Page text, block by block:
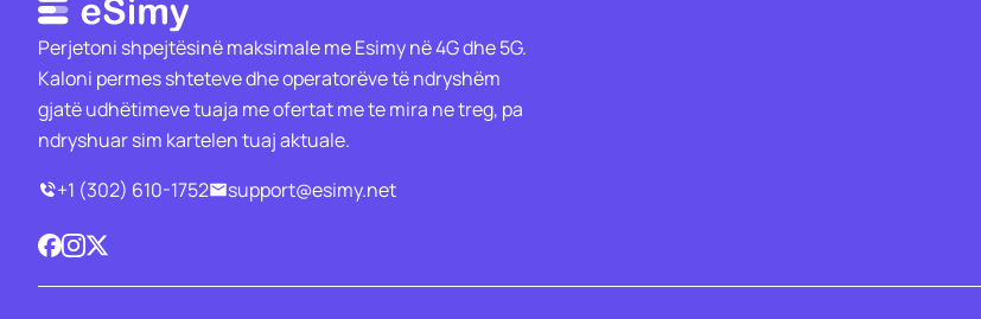
Perjetoni shpejtësinë maksimale me Esimy në 4G dhe 5G.
Kaloni permes shteteve dhe operatorëve të ndryshëm
gjatë udhëtimeve tuaja me ofertat me te mira ne treg, pa
ndryshuar sim kartelen tuaj aktuale.
+1 (302) 610-1752
support@esimy.net